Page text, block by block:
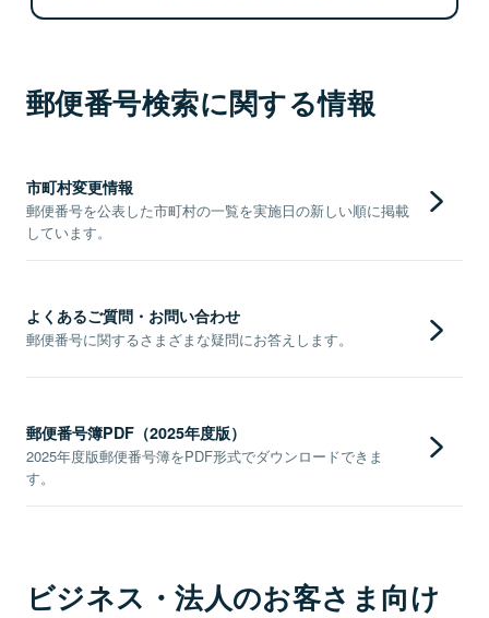
郵便番号検索に関する情報
市町村変更情報
郵便番号を公表した市町村の一覧を実施日の新しい順に掲載
しています。
よくあるご質問・お問い合わせ
郵便番号に関するさまざまな疑問にお答えします。
郵便番号簿PDF（2025年度版）
2025年度版郵便番号簿をPDF形式でダウンロードできま
す。
ビジネス・法人のお客さま向け